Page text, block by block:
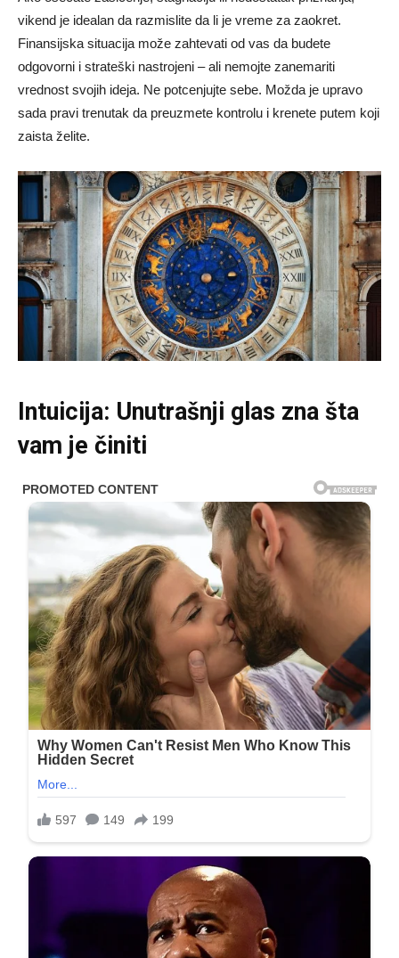
vikend je idealan da razmislite da li je vreme za zaokret.
Finansijska situacija može zahtevati od vas da budete
odgovorni i strateški nastrojeni – ali nemojte zanemariti
vrednost svojih ideja. Ne potcenjujte sebe. Možda je upravo
sada pravi trenutak da preuzmete kontrolu i krenete putem koji
zaista želite.
Intuicija: Unutrašnji glas zna šta
vam je činiti